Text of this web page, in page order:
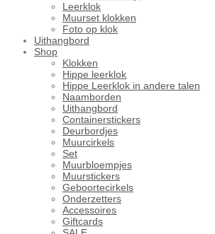
Leerklok
Muurset klokken
Foto op klok
Uithangbord
Shop
Klokken
Hippe leerklok
Hippe Leerklok in andere talen
Naamborden
Uithangbord
Containerstickers
Deurbordjes
Muurcirkels
Set
Muurbloempjes
Muurstickers
Geboortecirkels
Onderzetters
Accessoires
Giftcards